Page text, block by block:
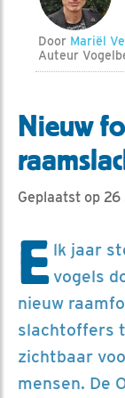
Door Mariël
Auteur
Nieuw
Geplaatst op
E lk jaar
vogels
nieuw
slachtoffers
zichtbaar
mensen. De